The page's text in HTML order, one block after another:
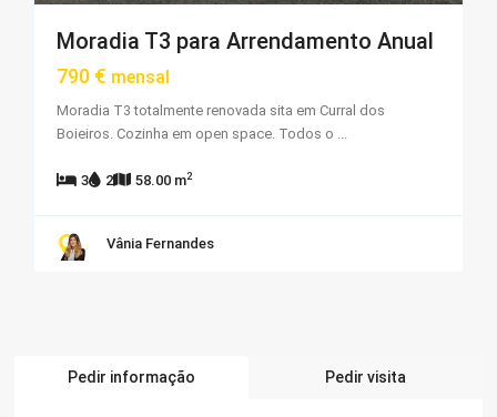
Moradia T3 para Arrendamento Anual
790 € mensal
Moradia T3 totalmente renovada sita em Curral dos
Boieiros. Cozinha em open space. Todos o ...
3 2 58.00 m2
Vânia Fernandes
Pedir informação Pedir visita